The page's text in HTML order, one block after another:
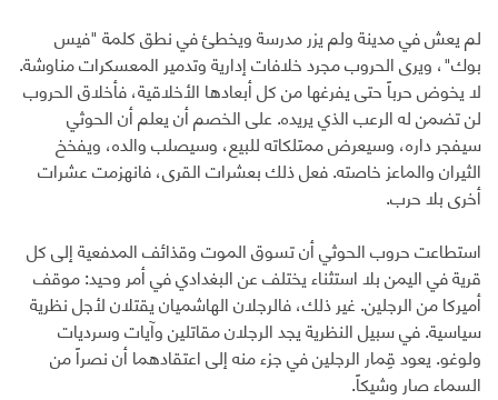
لم يعش في مدينة ولم يزر مدرسة ويخطئ في نطق كلمة "فيس
بوك"، ويرى الحروب مجرد خلافات إدارية وتدمير المعسكرات مناوشة.
لا يخوض حرباً حتى يفرغها من كل أبعادها الأخلاقية، فأخلاق الحروب
لن تضمن له الرعب الذي يريده. على الخصم أن يعلم أن الحوثي
سيفجر داره، وسيعرض ممتلكاته للبيع، وسيصلب والده، ويفخخ
الثيران والماعز خاصته. فعل ذلك بعشرات القرى، فانهزمت عشرات
أخرى بلا حرب.
استطاعت حروب الحوثي أن تسوق الموت وقذائف المدفعية إلى كل
قرية في اليمن بلا استثناء يختلف عن البغدادي في أمر وحيد: موقف
أميركا من الرجلين. غير ذلك، فالرجلان الهاشميان يقتلان لأجل نظرية
سياسية. في سبيل النظرية يجد الرجلان مقاتلين وآيات وسرديات
ولوغو. يعود قِمار الرجلين في جزء منه إلى اعتقادهما أن نصراً من
السماء صار وشيكاً.